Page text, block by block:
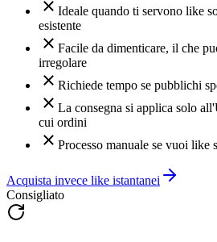
esistente
Facile da dimenticare, il che
irregolare
Richiede tempo se pubblichi
La consegna si applica solo
cui ordini
Processo manuale se vuoi like
Consigliato